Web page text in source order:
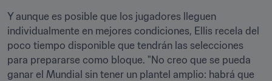
Y aunque es posible que los jugadores lleguen
individualmente en mejores condiciones, Ellis recela del
poco tiempo disponible que tendrán las selecciones
para prepararse como bloque. "No creo que se pueda
ganar el Mundial sin tener un plantel amplio: habrá que